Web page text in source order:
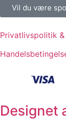
Vil du være
Privatlivspolitik
Designet